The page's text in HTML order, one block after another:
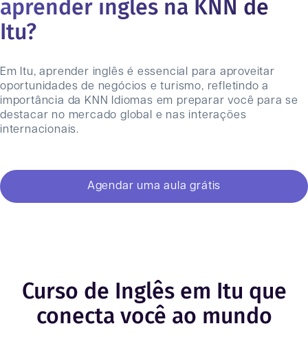
aprender inglês na KNN de
Itu?
Em Itu, aprender inglês é essencial para aproveitar
oportunidades de negócios e turismo, refletindo a
importância da KNN Idiomas em preparar você para se
destacar no mercado global e nas interações
internacionais.
Agendar uma aula grátis
Curso de Inglês em Itu que
conecta você ao mundo